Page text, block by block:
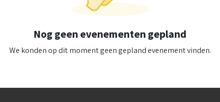
Nog geen evenementen gepland
We konden op dit moment geen gepland evenement vinden.